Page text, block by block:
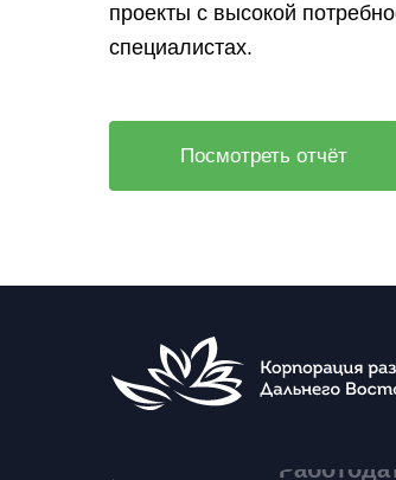
проекты с высокой
специалистах.
Посмотреть отчёт